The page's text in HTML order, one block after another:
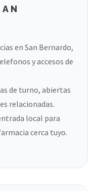
en San Bernardo,
y accesos de
de turno, abiertas
relacionadas.
local para
cerca tuyo.